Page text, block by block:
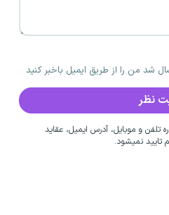
شد من را از طریق ایمیل باخبر کنید
تلفن و موبایل، آدرس ایمیل، عقاید
تایید نمیشود.